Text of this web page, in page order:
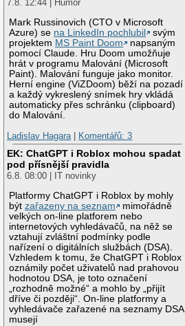
7.8. 12:44 | Humor
Mark Russinovich (CTO v Microsoft
Azure) se na LinkedIn pochlubil
svým
projektem MS Paint Doom
napsaným
pomocí Claude. Hru Doom umožňuje
hrát v programu Malování (Microsoft
Paint). Malování funguje jako monitor.
Herní engine (ViZDoom) běží na pozadí
a každý vykreslený snímek hry vkládá
automaticky přes schránku (clipboard)
do Malování.
Ladislav Hagara
Komentářů: 3
EK: ChatGPT i Roblox mohou spadat
pod přísnější pravidla
6.8. 08:00 | IT novinky
Platformy ChatGPT i Roblox by mohly
býtzařazeny na seznam
mimořádně
velkých on-line platforem nebo
internetových vyhledávačů, na něž se
vztahují zvláštní podmínky podle
nařízení o digitálních službách (DSA).
Vzhledem k tomu, že ChatGPT i Roblox
oznámily počet uživatelů nad prahovou
hodnotou DSA, je toto označení
„rozhodně možné“ a mohlo by „přijít
dříve či později“. On-line platformy a
vyhledávače zařazené na seznamy DSA
musejí